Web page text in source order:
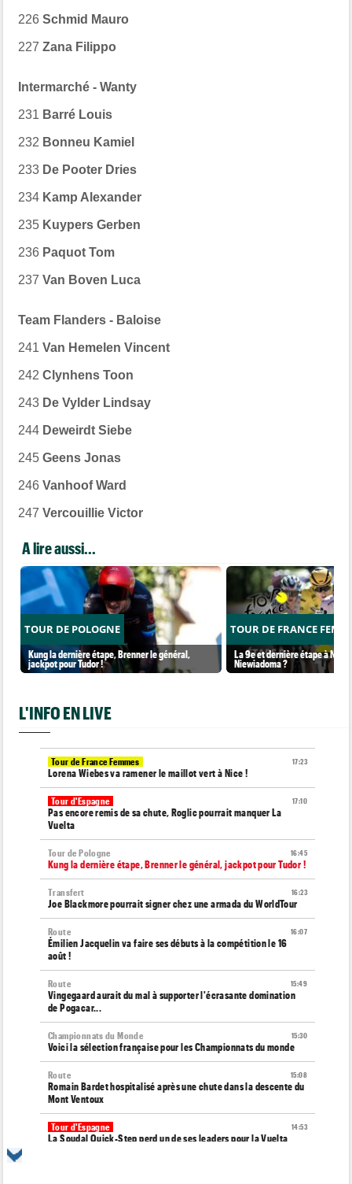
226Schmid Mauro
227Zana Filippo
Intermarché - Wanty
231 Barré Louis
232 Bonneu Kamiel
233 De Pooter Dries
234 Kamp Alexander
235 Kuypers Gerben
236 Paquot Tom
237Van Boven Luca
Team Flanders - Baloise
241Van Hemelen Vincent
242Clynhens Toon
243 De Vylder Lindsay
244 Deweirdt Siebe
245Geens Jonas
246Vanhoof Ward
247Vercouillie Victor
A lire aussi...
TOUR DE POLOGNE
Kung la dernière étape, Brenner le général,
jackpot pour Tudor !
TOUR DE FRANCE
La 9e et dernière étape à
Niewiadoma ?
L'INFO EN LIVE
17:23
Tour de France Femmes
Lorena Wiebes va ramener le maillot vert à Nice !
17:10
Tour d'Espagne
Pas encore remis de sa chute, Roglic pourrait manquer La
Vuelta
16:45
Tour de Pologne
Kung la dernière étape, Brenner le général, jackpot pour Tudor !
16:23
Transfert
Joe Blackmore pourrait signer chez une armada du WorldTour
16:07
Route
Émilien Jacquelin va faire ses débuts à la compétition le 16
août !
15:49
Route
Vingegaard aurait du mal à supporter l'écrasante domination
de Pogacar...
15:30
Championnats du Monde
Voici la sélection française pour les Championnats du monde
15:08
Route
Romain Bardet hospitalisé après une chute dans la descente du
Mont Ventoux
14:53
Tour d'Espagne
La Soudal Quick-Step perd un de ses leaders pour la Vuelta